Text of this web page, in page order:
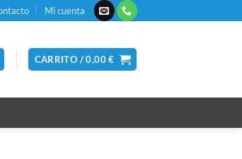
Mi cuenta
CARRITO /0,00€